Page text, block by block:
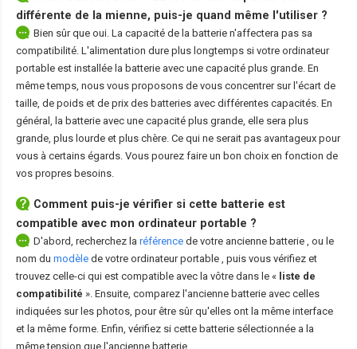
différente de la mienne, puis-je quand même l'utiliser ?
Bien sûr que oui. La capacité de la batterie n'affectera pas sa
compatibilité. L'alimentation dure plus longtemps si votre ordinateur
portable est installée la batterie avec une capacité plus grande. En
même temps, nous vous proposons de vous concentrer sur l'écart de
taille, de poids et de prix des batteries avec différentes capacités. En
général, la batterie avec une capacité plus grande, elle sera plus
grande, plus lourde et plus chère. Ce qui ne serait pas avantageux pour
vous à certains égards. Vous pourez faire un bon choix en fonction de
vos propres besoins.
Comment puis-je vérifier si cette batterie est
compatible avec mon ordinateur portable ?
D'abord, recherchez la référence de votre ancienne batterie , ou le
nom du modèle de votre ordinateur portable , puis vous vérifiez et
trouvez celle-ci qui est compatible avec la vôtre dans le « liste de
compatibilité ». Ensuite, comparez l'ancienne batterie avec celles
indiquées sur les photos, pour être sûr qu'elles ont la même interface
et la même forme. Enfin, vérifiez si cette batterie sélectionnée a la
même tension que l'ancienne batterie.